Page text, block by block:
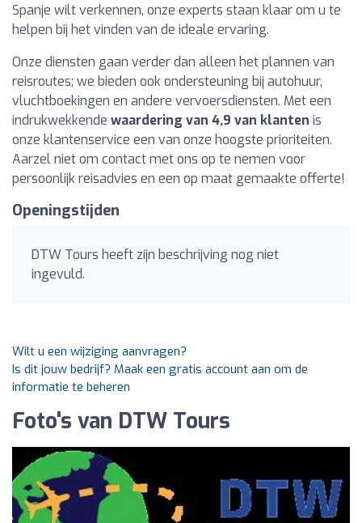
Spanje wilt verkennen, onze experts staan klaar om u te
helpen bij het vinden van de ideale ervaring.
Onze diensten gaan verder dan alleen het plannen van
reisroutes; we bieden ook ondersteuning bij autohuur,
vluchtboekingen en andere vervoersdiensten. Met een
indrukwekkende waardering van 4,9 van klanten is
onze klantenservice een van onze hoogste prioriteiten.
Aarzel niet om contact met ons op te nemen voor
persoonlijk reisadvies en een op maat gemaakte offerte!
Openingstijden
DTW Tours heeft zijn beschrijving nog niet
ingevuld.
Wilt u een wijziging aanvragen?
Is dit jouw bedrijf? Maak een gratis account aan om de
informatie te beheren
Foto's van DTW Tours